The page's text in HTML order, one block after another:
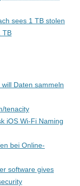
sees 1 TB stolen
TB
Daten sammeln
tenacity
iOS Wi-Fi Naming
bei Online-
software gives